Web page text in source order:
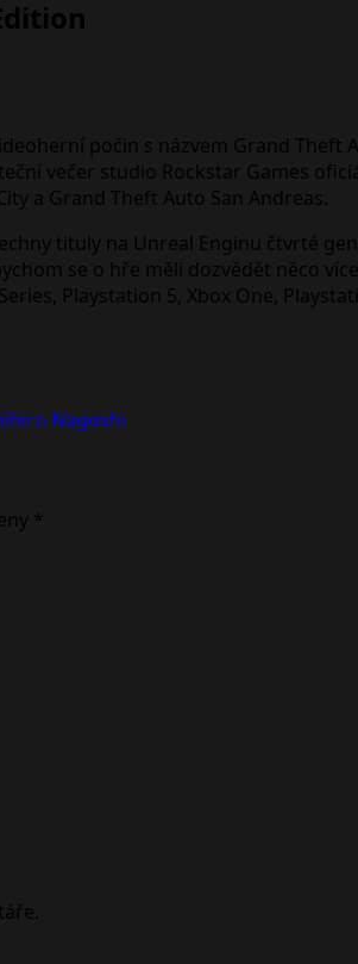
počin s názvem Grand Theft
večer studio Rockstar Games
a Grand Theft Auto San Andreas.
tituly na Unreal Enginu čtvrté
se o hře měli dozvědět něco
Playstation 5, Xbox One,
Nagoshi
*